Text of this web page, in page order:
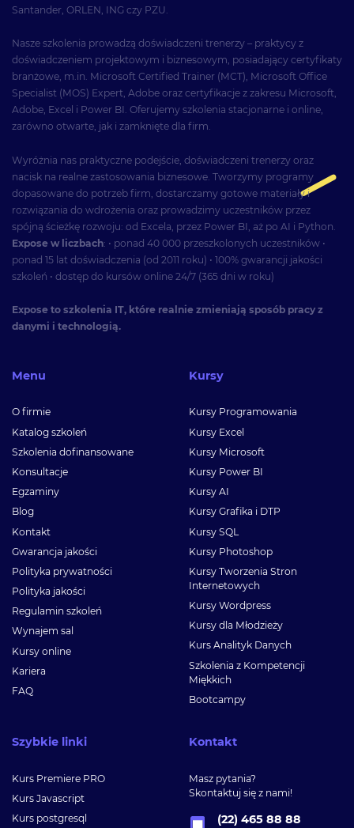
Santander, ORLEN, ING czy PZU.
Nasze szkolenia prowadzą doświadczeni trenerzy – praktycy z
doświadczeniem projektowym i biznesowym, posiadający certyfikaty
branżowe, m.in. Microsoft Certified Trainer (MCT), Microsoft Office
Specialist (MOS) Expert, Adobe oraz certyfikacje z zakresu Microsoft,
Adobe, Excel i Power BI. Oferujemy szkolenia stacjonarne i online,
zarówno otwarte, jak i zamknięte dla firm.
Wyróżnia nas praktyczne podejście, doświadczeni trenerzy oraz
nacisk na realne zastosowania biznesowe. Tworzymy programy
dopasowane do potrzeb firm, dostarczamy gotowe materiały i
rozwiązania do wdrożenia oraz prowadzimy uczestników przez
spójną ścieżkę rozwoju: od Excela, przez Power BI, aż po AI i Python.
Expose w liczbach: • ponad 40 000 przeszkolonych uczestników •
ponad 15 lat doświadczenia (od 2011 roku) • 100% gwarancji jakości
szkoleń • dostęp do kursów online 24/7 (365 dni w roku)
Expose to szkolenia IT, które realnie zmieniają sposób pracy z
danymi i technologią.
Menu
O firmie
Katalog szkoleń
Szkolenia dofinansowane
Konsultacje
Egzaminy
Blog
Kontakt
Gwarancja jakości
Polityka prywatności
Polityka jakości
Regulamin szkoleń
Wynajem sal
Kursy online
Kariera
FAQ
Kursy
Kursy Programowania
Kursy Excel
Kursy Microsoft
Kursy Power BI
Kursy AI
Kursy Grafika i DTP
Kursy SQL
Kursy Photoshop
Kursy Tworzenia Stron
Internetowych
Kursy Wordpress
Kursy dla Młodzieży
Kurs Analityk Danych
Szkolenia z Kompetencji
Miękkich
Bootcampy
Szybkie linki
Kurs Premiere PRO
Kurs Javascript
Kurs postgresql
Kontakt
Masz pytania?
Skontaktuj się z nami!
(22) 465 88 88